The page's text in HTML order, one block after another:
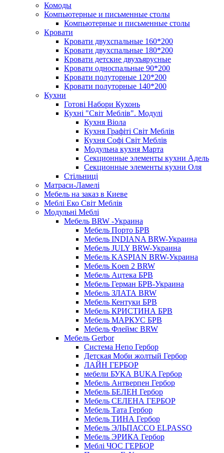
Комоды
Компьютерные и письменные столы
Компьютерные и письменные столы
Кровати
Кровати двухспальные 160*200
Кровати двухспальные 180*200
Кровати детские двухъярусные
Кровати односпальные 90*200
Кровати полуторные 120*200
Кровати полуторные 140*200
Кухни
Готові Набори Кухонь
Кухні "Світ Меблів". Модулі
Кухня Віола
Кухня Графіті Світ Меблів
Кухня Софі Світ Меблів
Модульна кухня Марта
Секционные элементы кухни Адель
Секционные элементы кухни Оля
Стільниці
Матраси-Ламелі
Мебель на заказ в Киеве
Меблі Еко Світ Меблів
Модульні Меблі
Мебель BRW -Украина
Мебель Порто БРВ
Мебель INDIANA BRW-Украина
Мебель JULY BRW-Украина
Мебель KASPIAN BRW-Украина
Мебель Koen 2 BRW
Мебель Ацтека БРВ
Мебель Герман БРВ-Украина
Мебель ЗЛАТА BRW
Мебель Кентуки БРВ
Мебель КРИСТИНА БРВ
Мебель МАРКУС БРВ
Мебель Флеймс BRW
Мебель Gerbor
Cистема Непо Гербор
Детская Моби жолтый Гербор
ЛАЙН ГЕРБОР
мебели БУКА BUKA Гербор
Мебель Антверпен Гербор
Мебель БЕЛЕН Гербор
Мебель СЕЛЕНА ГЕРБОР
Мебель Тата Гербор
Мебель ТИНА Гербор
Мебель ЭЛЬПАССО ELPASSO
Мебель ЭРИКА Гербор
Меблі ЧОС ГЕРБОР